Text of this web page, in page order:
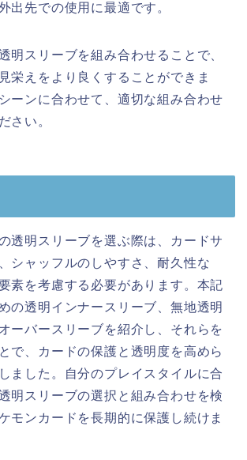
出先での使用に最適です。
明スリーブを組み合わせることで、
栄えをより良くすることができま
ーンに合わせて、適切な組み合わせ
さい。
透明スリーブを選ぶ際は、カードサ
シャッフルのしやすさ、耐久性な
素を考慮する必要があります。本記
の透明インナースリーブ、無地透明
ーバースリーブを紹介し、それらを
で、カードの保護と透明度を高めら
ました。自分のプレイスタイルに合
明スリーブの選択と組み合わせを検
モンカードを長期的に保護し続けま